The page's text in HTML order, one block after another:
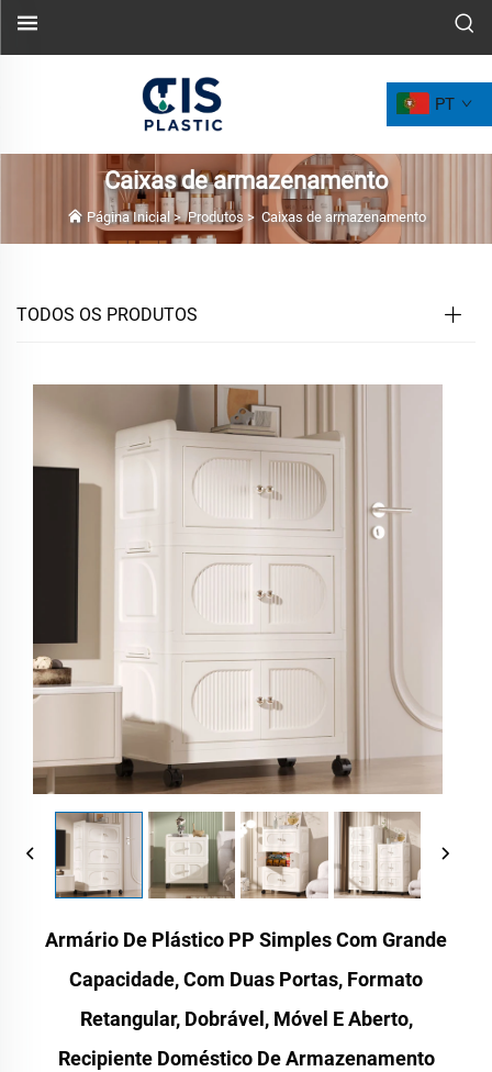
PT
Caixas de armazenamento
Página Inicial>Produtos > Caixas de armazenamento
TODOS OS PRODUTOS
Armário De Plástico PP Simples Com Grande
Capacidade, Com Duas Portas, Formato
Retangular, Dobrável, Móvel E Aberto,
Recipiente Doméstico De Armazenamento